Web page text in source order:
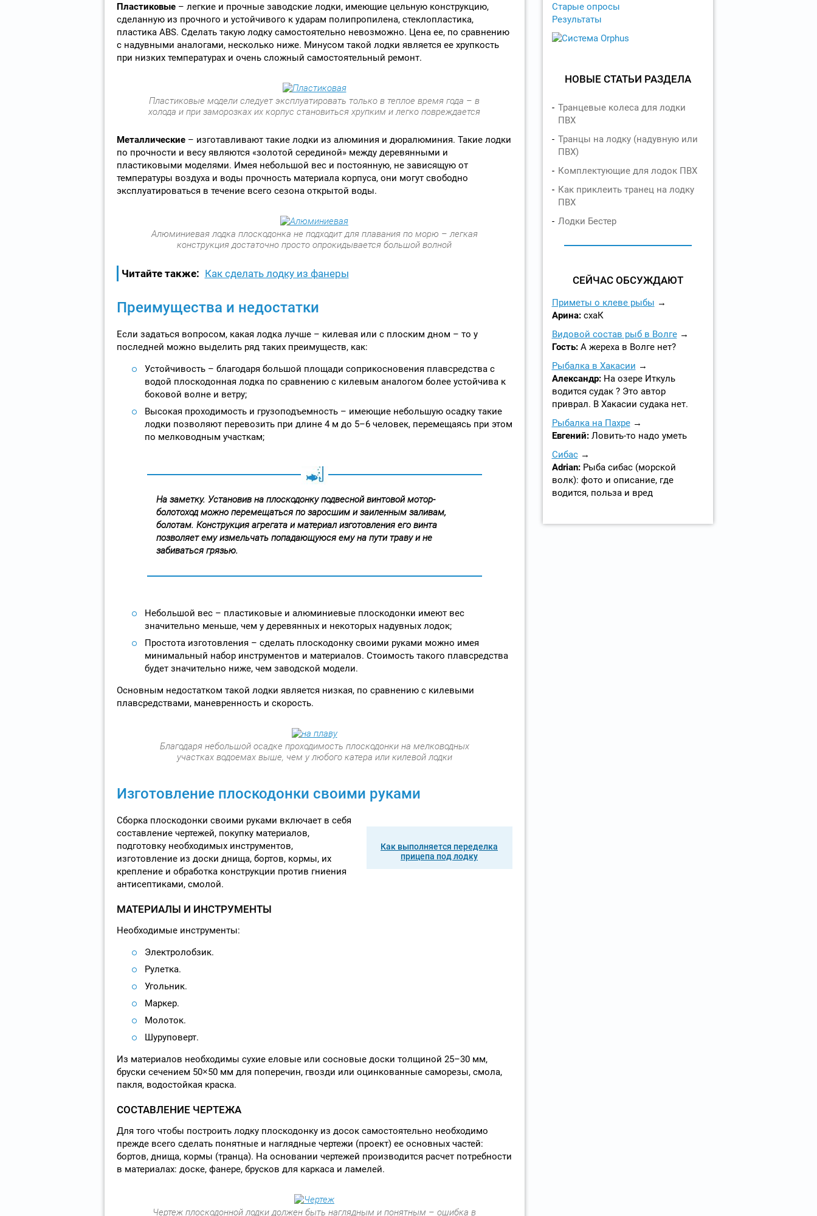
Пластиковые– легкие и прочные заводские лодки, имеющие цельную конструкцию,
сделанную из прочного и устойчивого к ударам полипропилена, стеклопластика,
пластика ABS. Сделать такую лодку самостоятельно невозможно. Цена ее, по сравнению
с надувными аналогами, несколько ниже. Минусом такой лодки является ее хрупкость
при низких температурах и очень сложный самостоятельный ремонт.
Пластиковые модели следует эксплуатировать только в теплое время года – в
холода и при заморозках их корпус становиться хрупким и легко повреждается
Металлические– изготавливают такие лодки из алюминия и дюралюминия. Такие лодки
по прочности и весу являются «золотой серединой» между деревянными и
пластиковыми моделями. Имея небольшой вес и постоянную, не зависящую от
температуры воздуха и воды прочность материала корпуса, они могут свободно
эксплуатироваться в течение всего сезона открытой воды.
Алюминиевая лодка плоскодонка не подходит для плавания по морю – легкая
конструкция достаточно просто опрокидывается большой волной
Читайте также: Как сделать лодку из фанеры
Преимущества и недостатки
Если задаться вопросом, какая лодка лучше – килевая или с плоским дном – то у
последней можно выделить ряд таких преимуществ, как:
Устойчивость – благодаря большой площади соприкосновения плавсредства с
водой плоскодонная лодка по сравнению с килевым аналогом более устойчива к
боковой волне и ветру;
Высокая проходимость и грузоподъемность – имеющие небольшую осадку такие
лодки позволяют перевозить при длине 4 м до 5–6 человек, перемещаясь при этом
по мелководным участкам;
На заметку. Установив на плоскодонку подвесной винтовой мотор-
болотоход можно перемещаться по заросшим и заиленным заливам,
болотам. Конструкция агрегата и материал изготовления его винта
позволяет ему измельчать попадающуюся ему на пути траву и не
забиваться грязью.
Небольшой вес – пластиковые и алюминиевые плоскодонки имеют вес
значительно меньше, чем у деревянных и некоторых надувных лодок;
Простота изготовления – сделать плоскодонку своими руками можно имея
минимальный набор инструментов и материалов. Стоимость такого плавсредства
будет значительно ниже, чем заводской модели.
Основным недостатком такой лодки является низкая, по сравнению с килевыми
плавсредствами, маневренность и скорость.
Благодаря небольшой осадке проходимость плоскодонки на мелководных
участках водоемах выше, чем у любого катера или килевой лодки
Изготовление плоскодонки своими руками
Как выполняется переделка
прицепа под лодку
Сборка плоскодонки своими руками включает в себя
составление чертежей, покупку материалов,
подготовку необходимых инструментов,
изготовление из доски днища, бортов, кормы, их
крепление и обработка конструкции против гниения
антисептиками, смолой.
МАТЕРИАЛЫ И ИНСТРУМЕНТЫ
Необходимые инструменты:
Электролобзик.
Рулетка.
Угольник.
Маркер.
Молоток.
Шуруповерт.
Из материалов необходимы сухие еловые или сосновые доски толщиной 25–30 мм,
бруски сечением 50×50 мм для поперечин, гвозди или оцинкованные саморезы, смола,
пакля, водостойкая краска.
СОСТАВЛЕНИЕ ЧЕРТЕЖА
Для того чтобы построить лодку плоскодонку из досок самостоятельно необходимо
прежде всего сделать понятные и наглядные чертежи (проект) ее основных частей:
бортов, днища, кормы (транца). На основании чертежей производится расчет потребности
в материалах: доске, фанере, брусков для каркаса и ламелей.
Чертеж плоскодонной лодки должен быть наглядным и понятным – ошибка в
Старые опросы
Результаты
НОВЫЕ СТАТЬИ РАЗДЕЛА
Транцевые колеса для лодки
ПВХ
Транцы на лодку (надувную или
ПВХ)
Комплектующие для лодок ПВХ
Как приклеить транец на лодку
ПВХ
Лодки Бестер
СЕЙЧАС ОБСУЖДАЮТ
Приметы о клеве рыбы
Арина: схаК
Видовой состав рыб в Волге
Гость: А жереха в Волге нет?
Рыбалка в Хакасии
Александр: На озере Иткуль
водится судак ? Это автор
приврал. В Хакасии судака нет.
Рыбалка на Пахре
Евгений: Ловить-то надо уметь
Сибас
Adrian: Рыба сибас (морской
волк): фото и описание, где
водится, польза и вред